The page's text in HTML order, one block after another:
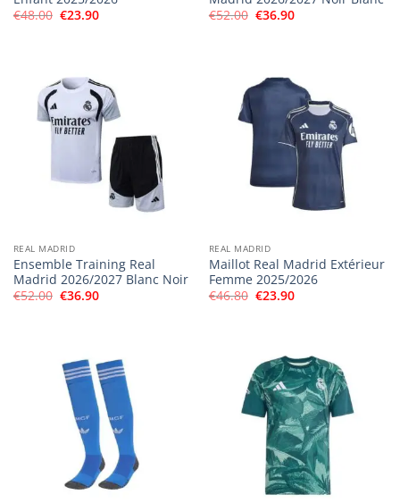
€48.00 Le
€23.90Le
€52.00 Le
€36.90Le
REAL MADRID
Ensemble Training Real
Madrid 2026/2027 Blanc Noir
€52.00 Le
prix
€36.90Le
REAL MADRID
Maillot Real Madrid Extérieur
Femme 2025/2026
€46.80 Le
prix
€23.90Le